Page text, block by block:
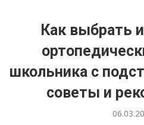
Как выбрать
школьника с
советы и